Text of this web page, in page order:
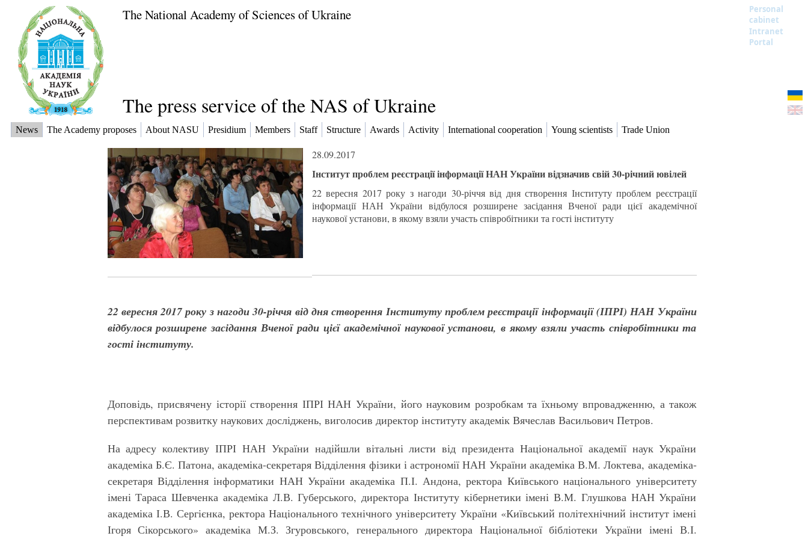
The National Academy of Sciences of Ukraine
Personal
cabinet
Intranet
Portal
The press service of the NAS of Ukraine
News The Academy proposes About NASU Presidium Members Staff Structure Awards Activity International cooperation Young scientists Trade Union
28.09.2017
Інститут проблем реєстрації інформації НАН України відзначив свій 30-річний ювілей
22 вересня 2017 року з нагоди 30-річчя від дня створення Інституту проблем реєстрації
інформації НАН України відбулося розширене засідання Вченої ради цієї академічної
наукової установи, в якому взяли участь співробітники та гості інституту
22 вересня 2017 року з нагоди 30-річчя від дня створення Інституту проблем реєстрації інформації (ІПРІ) НАН України
відбулося розширене засідання Вченої ради цієї академічної наукової установи, в якому взяли участь співробітники та
гості інституту.
Доповідь, присвячену історії створення ІПРІ НАН України, його науковим розробкам та їхньому впровадженню, а також
перспективам розвитку наукових досліджень, виголосив директор інституту академік Вячеслав Васильович Петров.
На адресу колективу ІПРІ НАН України надійшли вітальні листи від президента Національної академії наук України
академіка Б.Є. Патона, академіка-секретаря Відділення фізики і астрономії НАН України академіка В.М. Локтева, академіка-
секретаря Відділення інформатики НАН України академіка П.І. Андона, ректора Київського національного університету
імені Тараса Шевченка академіка Л.В. Губерського, директора Інституту кібернетики імені В.М. Глушкова НАН України
академіка І.В. Сергієнка, ректора Національного технічного університету України «Київський політехнічний інститут імені
Ігоря Сікорського» академіка М.З. Згуровського, генерального директора Національної бібліотеки України імені В.І.